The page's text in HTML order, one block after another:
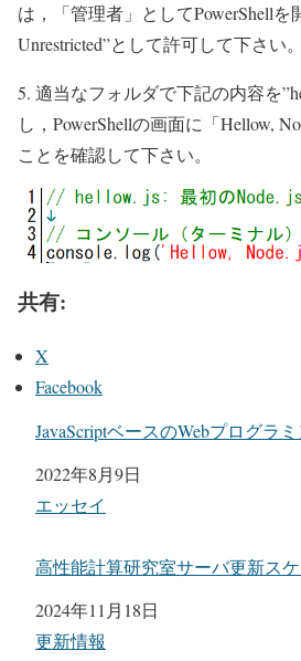
は，「管理者」としてPowerShellを
Unrestricted”として許可して下さい。
5. 適当なフォルダで下記の内容を
し，PowerShellの画面に「Hellow,
ことを確認して下さい。
共有:
X
Facebook
JavaScriptベースのWebプログラ
日付
2022年8月9日
関連理由
エッセイ
高性能計算研究室サーバ更新ス
日付
2024年11月18日
関連理由
更新情報